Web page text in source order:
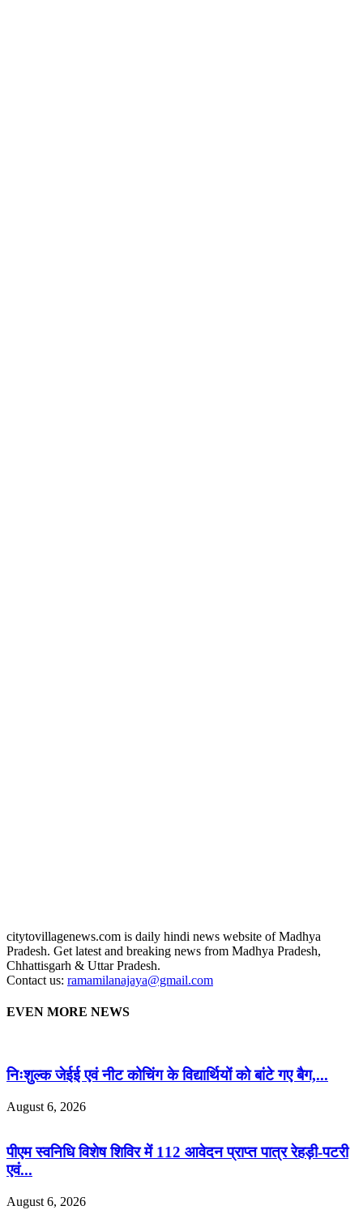
citytovillagenews.com is daily hindi news website of Madhya
Pradesh. Get latest and breaking news from Madhya Pradesh,
Chhattisgarh & Uttar Pradesh.
Contact us: ramamilanajaya@gmail.com
EVEN MORE NEWS
निःशुल्क जेईई एवं नीट कोचिंग के विद्यार्थियों को बांटे गए बैग,...
August 6, 2026
पीएम स्वनिधि विशेष शिविर में 112 आवेदन प्राप्त पात्र रेहड़ी-पटरी
एवं...
August 6, 2026